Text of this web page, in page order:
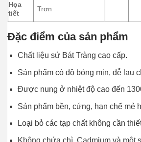
Họa
tiết
Trơn
Đặc điểm của sản phẩm
Chất liệu sứ Bát Tràng cao cấp.
Sản phẩm có độ bóng mịn, dễ lau
Được nung ở nhiệt độ cao đến
Sản phẩm bền, cứng, hạn chế mẻ
Loại bỏ các tạp chất không cần
Không chứa chì, Cadmium và một